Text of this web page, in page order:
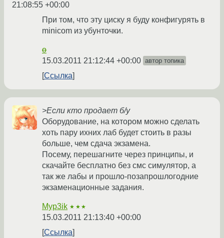
21:08:55 +00:00
При том, что эту циску я буду конфигурять в
minicom из убунточки.
o
15.03.2011 21:12:44 +00:00 автор топика
Ссылка
>Если кто продает б/у
Оборудование, на котором можно сделать
хоть пару ихних лаб будет стоить в разы
больше, чем сдача экзамена.
Посему, перешагните через принципы, и
скачайте бесплатно без смс симулятор, а
так же лабы и прошло-позапрошлогодние
экзаменационные задания.
Myp3ik ★★★
15.03.2011 21:13:40 +00:00
Ссылка